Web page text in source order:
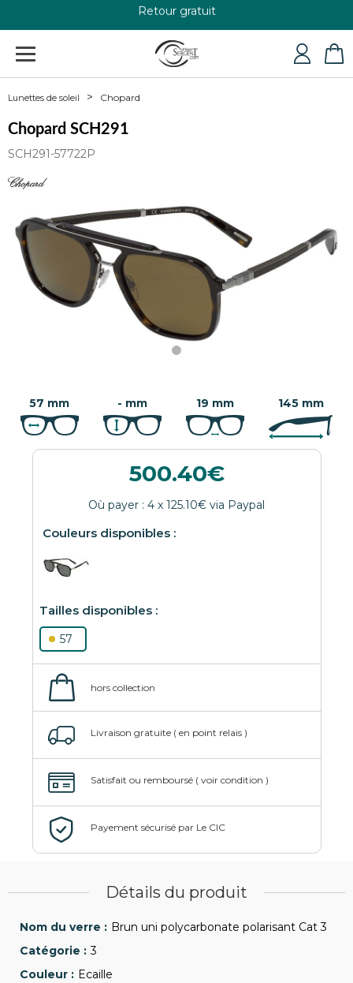
+33 4 79 24 76 84
Lunettes de soleil Chopard
Chopard SCH291
SCH291-57722P
57 mm - mm 19 mm 145 mm
500.40
57
Détails du produit
Brun uni polycarbonate polarisant Cat 3
3
Ecaille